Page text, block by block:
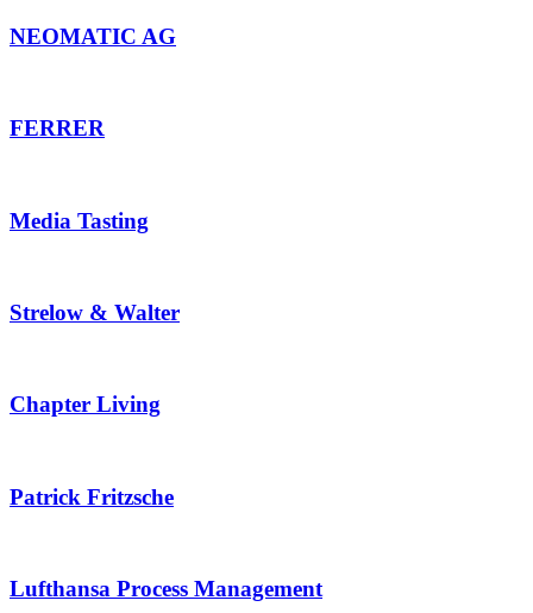
NEOMATIC AG
FERRER
Media Tasting
Strelow & Walter
Chapter Living
Patrick Fritzsche
Lufthansa Process Management